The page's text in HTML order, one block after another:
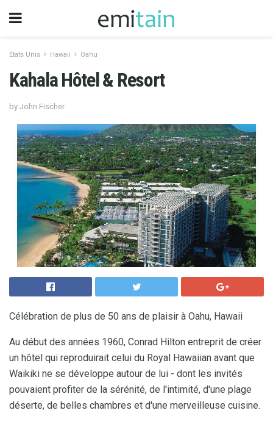
États Unis Hawaii Oahu
Kahala Hôtel & Resort
by John Fischer
Célébration de plus de 50 ans de plaisir à Oahu, Hawaii
Au début des années 1960, Conrad Hilton entreprit de créer
un hôtel qui reproduirait celui du Royal Hawaiian avant que
Waikiki ne se développe autour de lui - dont les invités
pouvaient profiter de la sérénité, de l'intimité, d'une plage
déserte, de belles chambres et d'une merveilleuse cuisine.